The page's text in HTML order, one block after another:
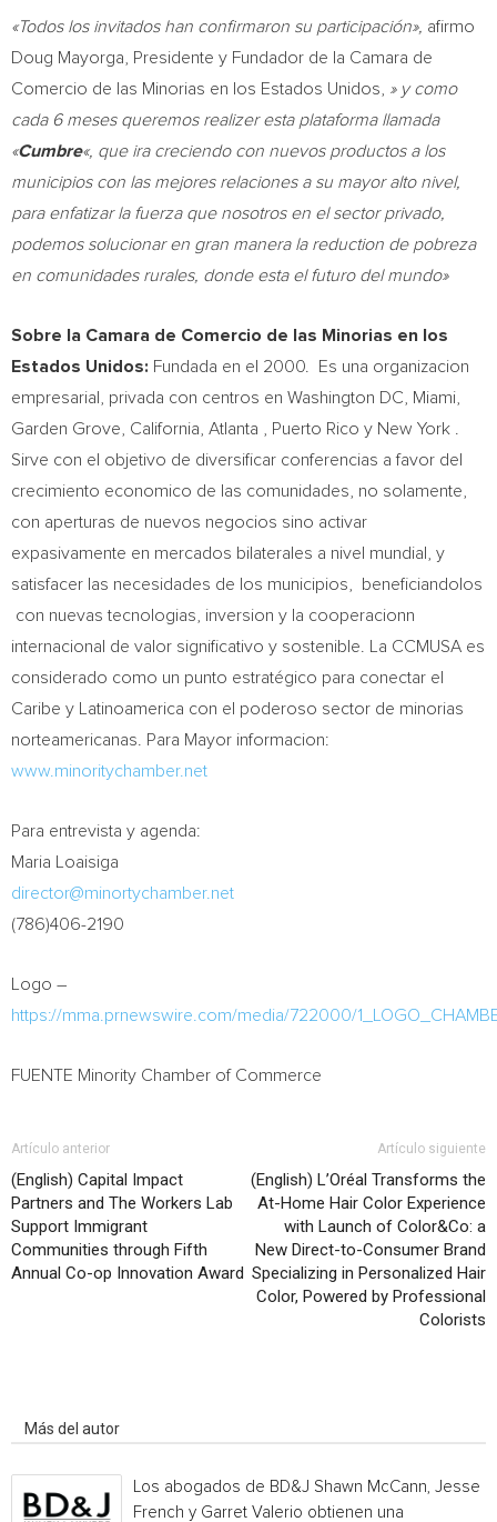
«Todos los invitados han confirmaron su participación», afirmo
Doug Mayorga , Presidente y Fundador de la Camara de
Comercio de las Minorias en los Estados Unidos, » y como
cada 6 meses queremos realizer esta plataforma llamada
«Cumbre«, que ira creciendo con nuevos productos a los
municipios con las mejores relaciones a su mayor alto nivel,
para enfatizar la fuerza que nosotros en el sector privado,
podemos solucionar en gran manera la reduction de pobreza
en comunidades rurales, donde esta el futuro del mundo»
Sobre la Camara de Comercio de las Minorias en los
Estados Unidos: Fundada en el 2000. Es una organizacion
empresarial, privada con centros en Washington DC Miami
Garden Grove, California Atlanta Puerto Rico y New York
Sirve con el objetivo de diversificar conferencias a favor del
crecimiento economico de las comunidades, no solamente,
con aperturas de nuevos negocios sino activar
expasivamente en mercados bilaterales a nivel mundial, y
satisfacer las necesidades de los municipios, beneficiandolos
con nuevas tecnologias, inversion y la cooperacionn
internacional de valor significativo y sostenible. La CCMUSA es
considerado como un punto estratégico para conectar el
Caribe y Latinoamerica con el poderoso sector de minorias
norteamericanas. Para Mayor informacion:
www.minoritychamber.net
Para entrevista y agenda:
Maria Loaisiga
director@minortychamber.net
(786)406-2190
Logo –
https://mma.prnewswire.com/media/722000/
FUENTE Minority Chamber of Commerce
Artículo anterior
(English) Capital Impact
Partners and The Workers Lab
Support Immigrant
Communities through Fifth
Annual Co-op Innovation Award
Artículo siguiente
(English) L’Oréal Transforms the
At-Home Hair Color Experience
with Launch of Color&Co: a
New Direct-to-Consumer Brand
Specializing in Personalized Hair
Color, Powered by Professional
Colorists
Más del autor
Los abogados de BD&J Shawn McCann, Jesse
French y Garret Valerio obtienen una